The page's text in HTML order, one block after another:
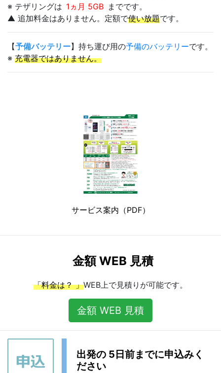
※ テザリングは 1ヵ月 5GB までです。
▲ 追加料金はありません。定額で使い放題です。
【予備バッテリー】持ち運び用の予備のバッテリーです。
※ 充電器ではありません。
サービス案内（PDF）
金額 WEB 見積
「料金は？ 」WEB上で見積りが可能です。
金額 WEB 見積
出発の 5日前までに申込みく
ださい